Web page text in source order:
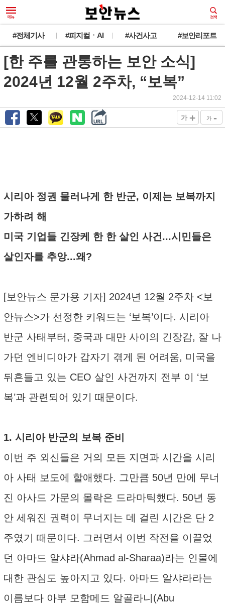
#전체기사 #피지컬ㆍAI #사건사고 #보안리포트
[한 주를 관통하는 보안 소식]
2024년 12월 2주차, “보복”
2024-12-14 11:02
가 + 가 -
시리아 정권 물러나게 한 반군, 이제는 보복까지
가하려 해
미국 기업들 긴장케 한 한 살인 사건...시민들은
살인자를 추앙...왜?
[보안뉴스 문가용 기자] 2024년 12월 2주차 <보
안뉴스>가 선정한 키워드는 ‘보복’이다. 시리아
반군 사태부터, 중국과 대만 사이의 긴장감, 잘 나
가던 엔비디아가 갑자기 겪게 된 어려움, 미국을
뒤흔들고 있는 CEO 살인 사건까지 전부 이 ‘보
복’과 관련되어 있기 때문이다.
1. 시리아 반군의 보복 준비
이번 주 외신들은 거의 모든 지면과 시간을 시리
아 사태 보도에 할애했다. 그만큼 50년 만에 무너
진 아사드 가문의 몰락은 드라마틱했다. 50년 동
안 세워진 권력이 무너지는 데 걸린 시간은 단 2
주였기 때문이다. 그러면서 이번 작전을 이끌었
던 아마드 알샤라(Ahmad al-Sharaa)라는 인물에
대한 관심도 높아지고 있다. 아마드 알샤라라는
이름보다 아부 모함메드 알골라니(Abu